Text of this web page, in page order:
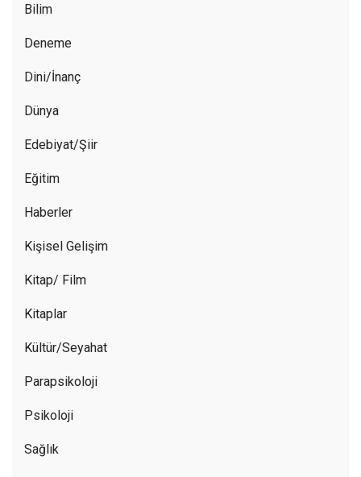
Bilim
Deneme
Dini/İnanç
Dünya
Edebiyat/Şiir
Eğitim
Haberler
Kişisel Gelişim
Kitap/ Film
Kitaplar
Kültür/Seyahat
Parapsikoloji
Psikoloji
Sağlık